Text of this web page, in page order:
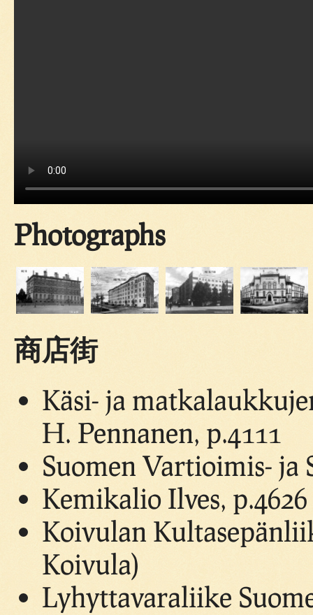
Photographs
商店街
Käsi- ja
H. Pennanen, p.4111
Suomen Vartioimis- ja
Kemikalio Ilves, p.4626
Koivulan
Koivula)
Lyhyttavaraliike